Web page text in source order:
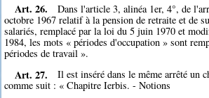
Art. 26.
Dans l'article 3, alinéa 1er, 4°, de
octobre 1967 relatif à la pension de retraite et de
salariés, remplacé par la loi du 5 juin 1970 et
1984, les mots « périodes d'occupation » sont
périodes de travail ».
Art. 27.
Il est inséré dans le même arrêté un
comme suit : « Chapitre Ierbis. - Notions